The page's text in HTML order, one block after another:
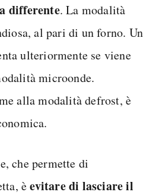
differente. La modalità
al pari di un forno. Un
ulteriormente se viene
microonde.
alla modalità defrost, è
che permette di
èevitare di lasciare il